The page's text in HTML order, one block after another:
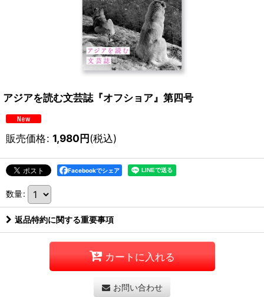
アジアを読む文芸誌『オフショア』第四号
販売価格: 1,980円(税込)
Facebookでシェア
数量:
返品特約に関する重要事項
カートに入れる
お問い合わせ